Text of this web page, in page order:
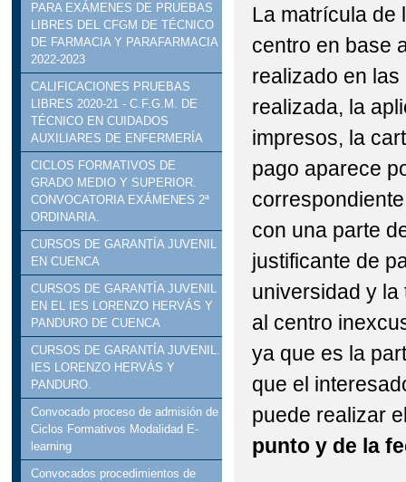
PARA EXÁMENES DE PRUEBAS
LIBRES DEL CFGM DE TÉCNICO
DE FARMACIA Y PARAFARMACIA
2022-2023
CALIFICACIONES PRUEBAS
LIBRES 2020-21 - C.F.G.M. DE
TÉCNICO EN CUIDADOS
AUXILIARES DE ENFERMERÍA
CICLOS FORMATIVOS DE
GRADO MEDIO Y SUPERIOR.
CONVOCATORIA EXÁMENES 2ª
ORDINARIA.
CURSOS DE GARANTÍA JUVENIL
EN CUENCA
CURSOS DE GARANTÍA JUVENIL
EN EL IES LORENZO HERVÁS Y
PANDURO DE CUENCA
CURSOS DE GARANTÍA JUVENIL.
IES LORENZO HERVÁS Y
PANDURO.
Convocado proceso de admisión de
Ciclos Formativos Modalidad E-
learning
Convocados procedimientos de
La matrícula de
centro en base
realizado en
realizada, la
impresos, la
pago aparece
con una parte
justificante de
universidad y
al centro
ya que es la
que el
puede realizar
punto y de la